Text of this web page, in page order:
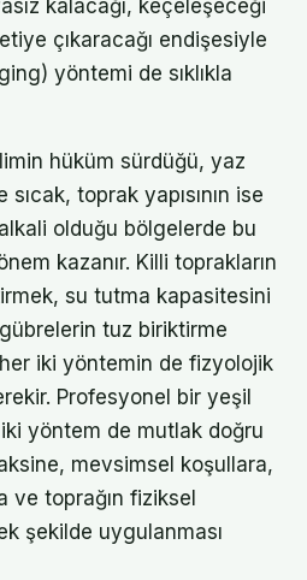
kalacağı, keçeleşeceği
çıkaracağı endişesiyle
yöntemi de sıklıkla
hüküm sürdüğü, yaz
sıcak, toprak yapısının ise
olduğu bölgelerde bu
kazanır. Killi toprakların
su tutma kapasitesini
tuz biriktirme
iki yöntemin de fizyolojik
Profesyonel bir yeşil
yöntem de mutlak doğru
mevsimsel koşullara,
ve toprağın fiziksel
şekilde uygulanması